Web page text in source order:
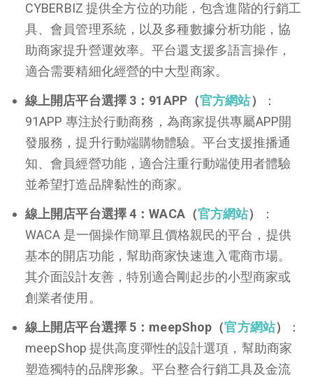
CYBERBIZ 提供全方位的功能，包含進階的行銷工
具、會員管理系統，以及多種數據分析功能，協
助商家提升營運效率。平台還支援多語言操作，
適合需要精細化經營的中大型商家。
線上開店平台選擇 3：91APP（官方網站）
：
91APP 專注於行動商務，為商家提供專屬APP開
發服務，提升行動端購物體驗。平台支援推播通
知、會員經營功能，適合注重行動端使用者體驗
並希望打造品牌黏性的商家。
線上開店平台選擇 4：WACA（官方網站）
：
WACA 是一個操作簡單且價格親民的平台，提供
基本的開店功能，幫助商家快速進入電商市場。
其介面設計友善，特別適合剛起步的小型商家或
創業者使用。
線上開店平台選擇 5：meepShop（官方網站）
：
meepShop 提供高度彈性的設計選項，幫助商家
塑造獨特的品牌形象。平台整合行銷工具及金流